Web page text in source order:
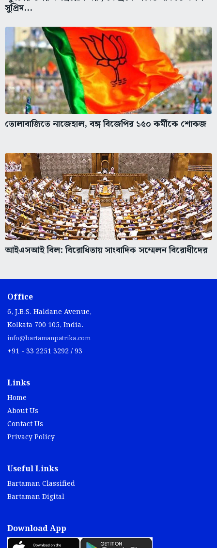
সুপ্রিম...
তোলাবাজিতে নাজেহাল, বঙ্গ বিজেপির ১৫০ কর্মীকে শোকজ
আইএসআই বিল: বিরোধিতায় সাংবাদিক সম্মেলন বিরোধীদের
Office
6, J.B.S. Haldane Avenue,
Kolkata 700 105, India.
info@bartamanpatrika.com
+91 - 33 2251 3292 / 93
Links
Home
About Us
Contact Us
Privacy Policy
Useful Links
Bartaman Classified
Bartaman Digital
Download App